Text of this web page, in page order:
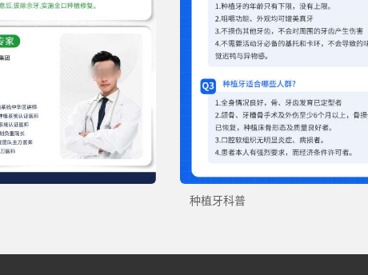
种植牙科普